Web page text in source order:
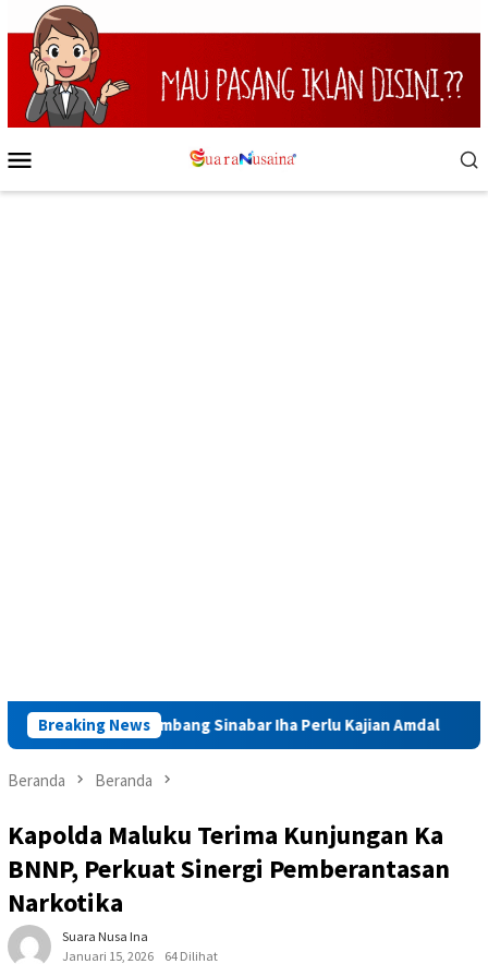
Loncat
ke
konten
Mobile
Breaking News
Tambang Sinabar Iha Perlu Kajian Amdal
Beranda Beranda
Kapolda Maluku Terima Kunjungan Ka
BNNP, Perkuat Sinergi Pemberantasan
Narkotika
Suara Nusa Ina
Januari 15, 2026
64 Dilihat